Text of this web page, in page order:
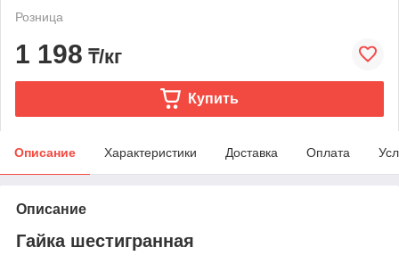
Розница
1 198 ₸/кг
Купить
Описание Характеристики Доставка Оплата
Описание
Гайка шестигранная